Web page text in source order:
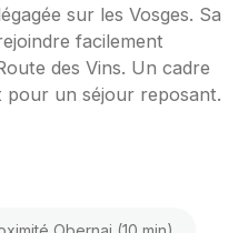
sur les Vosges. Sa
facilement
des Vins. Un cadre
pour un séjour reposant.